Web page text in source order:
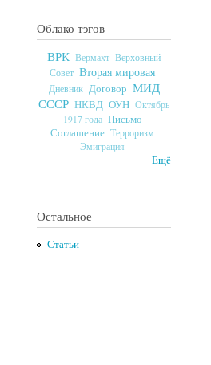
Облако тэгов
ВРК Вермахт Верховный
Совет Вторая мировая
Дневник Договор МИД
СССР НКВД ОУН Октябрь
1917 года Письмо
Соглашение Терроризм
Эмиграция
Ещё
Остальное
Статьи